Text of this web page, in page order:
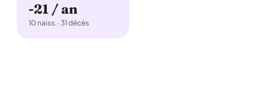
-21 / an
10 naiss. · 31 décès